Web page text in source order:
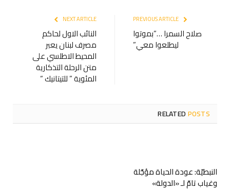
صلاح السمرا …”بموتوا
ليطلعوا معي”
NEXT ARTICLE
النائب الاول لحاكم
مصرف لبنان يعبر
المحيط الاطلسي على
متن الرحلة التذكارية
المئوية ” للتيتانيك “
RELATEDPOSTS
النبطيّة: عودة الحياة مؤجّلة
وغياب تامّ لـ «الدولة»